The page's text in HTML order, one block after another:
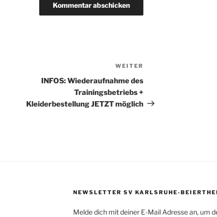
Beitrag
WEITER
INFOS: Wiederaufnahme des
Trainingsbetriebs +
Kleiderbestellung JETZT möglich
NEWSLETTER SV KARLSRUHE-
Melde dich mit deiner E-Mail Adresse an, um